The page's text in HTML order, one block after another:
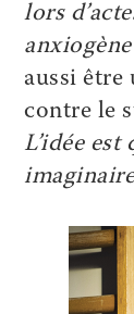
lors
anxiogène
aussi
contre le
L’idée